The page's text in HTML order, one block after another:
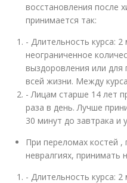
восстановления после
принимается так:
- Длительность курса:
неограниченное
выздоровления или
всей жизни. Между
- Лицам старше 14 лет
раза в день. Лучше
30 минут до завтрака и
При переломах костей ,
невралгиях, принимать
- Длительность курса: